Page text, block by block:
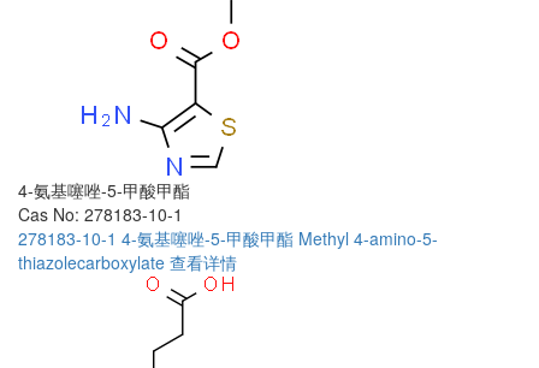
4-氨基噻唑-5-甲酸甲酯
Cas No: 278183-10-1
278183-10-1 4-氨基噻唑-5-甲酸甲酯 Methyl 4-amino-5-
thiazolecarboxylate 查看详情